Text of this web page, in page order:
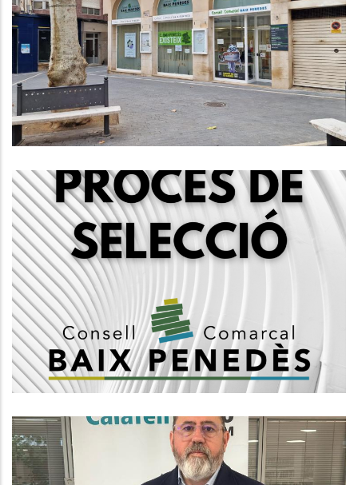
Condicions Laborals Del Personal
Funcionari Del Consell Comarcal
Del Baix Penedès
Altres
Convocatòria, Mitjançant Concurs
Oposició, 1 Plaça De Tècnic Social,
Subgrup A2
Ocupació